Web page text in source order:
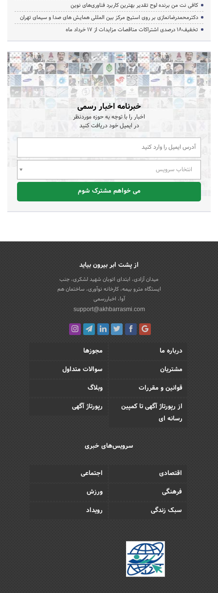
کافی نت من برنده لوح تقدیر بهترین کاربرد فناوری‌های نوین
دکترمحمدرضانمازی بر روی استیج مرکز بین المللی همایش های صدا و سیمای تهران
تخفیف‌18 درصدی اشتراکات مناقصات مزایدات از 17 خرداد ماه
خبرنامه اخبار رسمی
اخبار را با توجه به حوزه موردنظر
در ایمیل خود دریافت کنید
انتخاب سرویس
می خواهم مشترک شوم
از پشت ابر بیرون بیاید
میدان آزادی، ابتدای اتوبان شهید لشکری، جنب
ایستگاه مترو بیمه، کارخانه نوآوری، ساختمان هم
آوا، اخباررسمی
support@akhbarrasmi.com
درباره ما
مجوزها
مشتریان
سوالات متداول
قوانین و مقررات
وبلاگ
از رپورتاژ آگهی تا کمپین
رسانه ای
رپورتاژ آگهی
سرویس‌های خبری
اقتصادی
اجتماعی
فرهنگی
ورزش
سبک زندگی
رویداد